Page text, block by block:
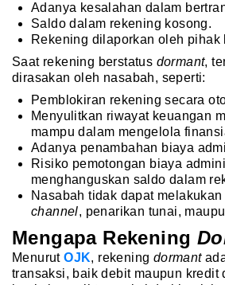
Adanya kesalahan dalam
Saldo dalam rekening kosong.
Rekening dilaporkan oleh
Saat rekening berstatus dormant,
dirasakan oleh nasabah, seperti:
Pemblokiran rekening secara
Menyulitkan riwayat keuangan
mampu dalam mengelola
Adanya penambahan biaya
Risiko pemotongan biaya
menghanguskan saldo dalam
Nasabah tidak dapat
channel, penarikan tunai,
Mengapa Rekening
MenurutOJK, rekening dormant
transaksi, baik debit maupun kredit